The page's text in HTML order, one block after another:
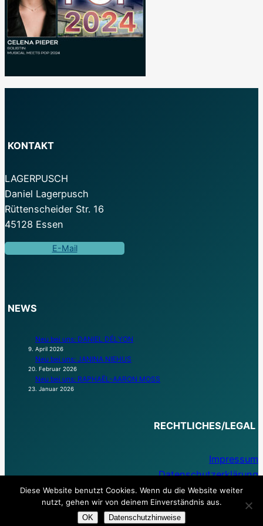
KONTAKT
LAGERPUSCH
Daniel Lagerpusch
Rüttenscheider Str. 16
45128 Essen
E-Mail
NEWS
Neu bei uns: DANIEL DÉLYON
9. April 2026
Neu bei uns: JANINA NIEHUS
20. Februar 2026
Neu bei uns: RAPHAËL-AARON MOSS
23. Januar 2026
RECHTLICHES/LEGAL
Impressum
Datenschutzerklärung
Diese Website benutzt Cookies. Wenn du die Website weiter
nutzt, gehen wir von deinem Einverständnis aus.
OK Datenschutzhinweise